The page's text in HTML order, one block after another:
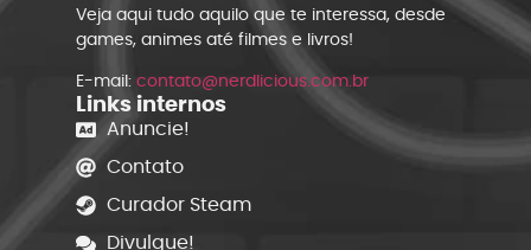
Veja aqui tudo aquilo que te interessa, desde
games, animes até filmes e livros!
E-mail: contato@nerdlicious.com.br
Links internos
Anuncie!
Contato
Curador Steam
Divulgue!